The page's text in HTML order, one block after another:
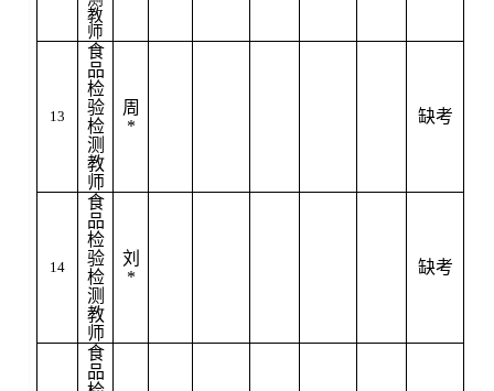
教
师
13
食
品
检
验
检
测
教
师
周
*
缺考
14
食
品
检
验
检
测
教
师
刘
*
缺考
食
品